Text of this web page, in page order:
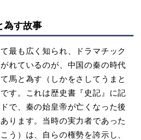
為す故事
最も広く知られ、ドラマチック
れているのが、中国の秦の時代
馬と為す（しかをさしてうまと
す。これは歴史書『史記』に記
で、秦の始皇帝が亡くなった後
ります。当時の実力者であった
う）は、自らの権勢を誇示し、